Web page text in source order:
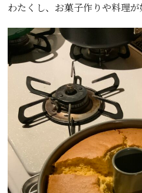
わたくし、お菓子作りや料理